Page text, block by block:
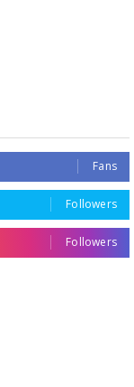
Fans
Followers
Followers